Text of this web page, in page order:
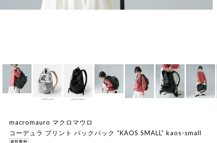
macromauro マクロマウロ
コーデュラ プリント バックパック “KAOS SMALL” kaos-small